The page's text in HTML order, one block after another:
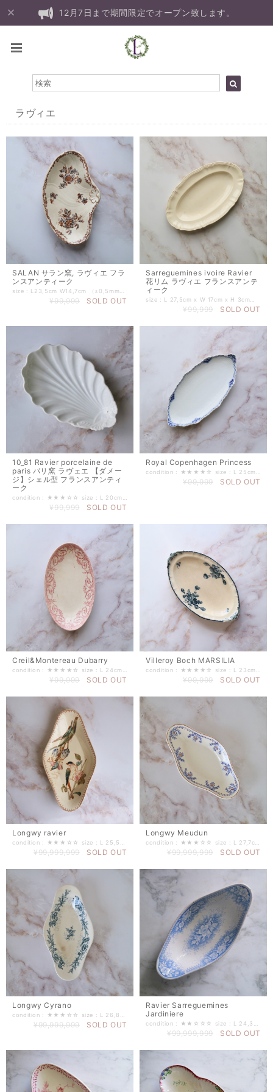
12月7日まで期間限定でオープン致します。
ラヴィエ
SALAN サラン窯, ラヴィエ フラ
ンスアンティーク
¥99,999 SOLD OUT
Sarreguemines ivoire Ravier
花リム ラヴィエ フランスアンテ
ィーク
¥99,999 SOLD OUT
10_81 Ravier porcelaine de
paris パリ窯 ラヴェエ 【ダメー
ジ】シェル型 フランスアンティ
ーク
¥99,999 SOLD OUT
Royal Copenhagen Princess
¥99,999 SOLD OUT
Creil&Montereau Dubarry
¥99,999 SOLD OUT
Villeroy Boch MARSILIA
¥99,999 SOLD OUT
Longwy ravier
¥99,999,999 SOLD OUT
Longwy Meudun
¥99,999,999 SOLD OUT
Longwy Cyrano
¥99,999,999 SOLD OUT
Ravier Sarreguemines
Jardiniere
¥99,999,999 SOLD OUT